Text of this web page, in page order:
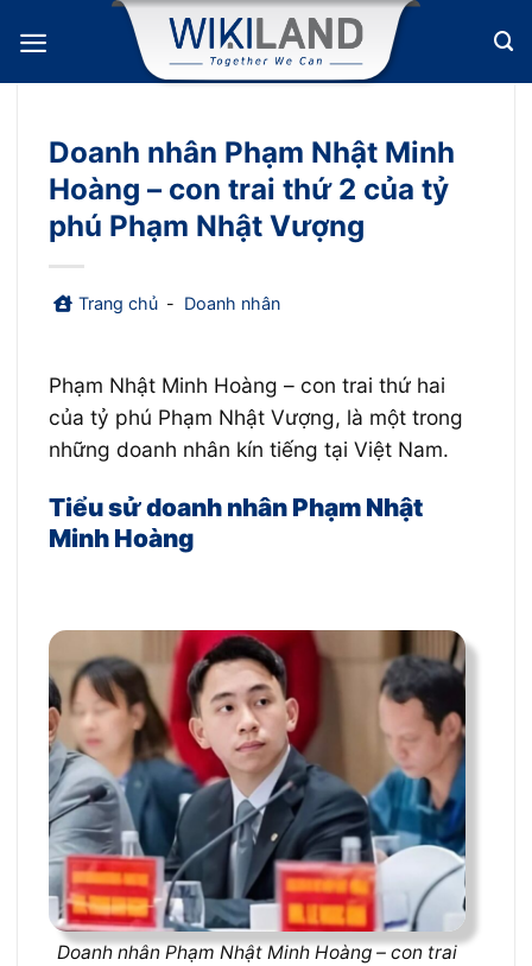
qua
nội
Doanh nhân Phạm Nhật Minh
Hoàng – con trai thứ 2 của tỷ
phú Phạm Nhật Vượng
Trang chủ - Doanh nhân
Phạm Nhật Minh Hoàng – con trai thứ hai
của tỷ phú Phạm Nhật Vượng, là một trong
những doanh nhân kín tiếng tại Việt Nam.
Tiểu sử doanh nhân Phạm Nhật
Minh Hoàng
Doanh nhân Phạm Nhật Minh Hoàng – con trai